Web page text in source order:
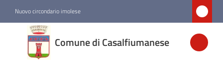
Nuovo circondario imolese
Comune di Casalfiumanese
Comune di
Casalfiumanese